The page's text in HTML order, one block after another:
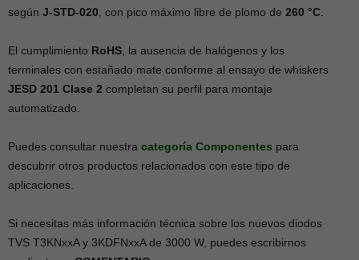
según J-STD-020 , con pico máximo libre de plomo de 260 °C
El cumplimiento RoHS , la ausencia de halógenos y los
terminales con estañado mate conforme al ensayo de whiskers
JESD 201 Clase 2 completan su perfil para montaje
automatizado.
Puedes consultar nuestra categoría Componentes para
descubrir otros productos relacionados con este tipo de
aplicaciones.
Si necesitas más información técnica sobre los nuevos diodos
TVS T3KNxxA y 3KDFNxxA de 3000 W, puedes escribirnos